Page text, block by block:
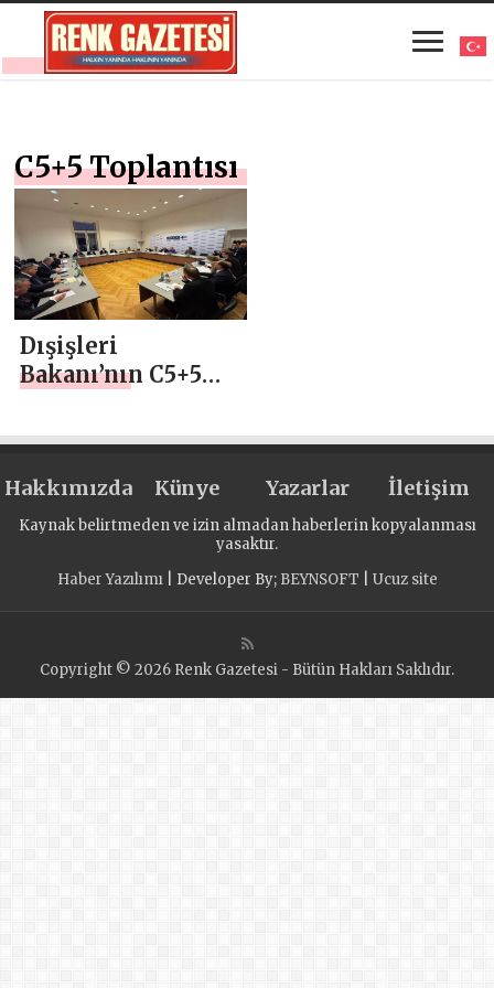
C5+5 Toplantısı
Dışişleri
Bakanı’nın C5+5
Katılımı
Hakkımızda Künye Yazarlar İletişim
Kaynak belirtmeden ve izin almadan haberlerin kopyalanması
yasaktır.
Haber Yazılımı| Developer By; BEYNSOFT Ucuz site
Copyright © 2026 Renk Gazetesi - Bütün Hakları Saklıdır.